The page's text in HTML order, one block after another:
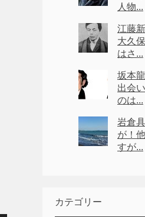
人物...
江藤
大久
はさ...
坂本
出会
のは...
岩倉
が！
すが...
カテゴリー